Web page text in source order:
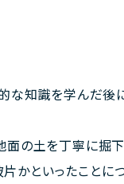
知識を学んだ後
面の土を丁寧に
かといったことに